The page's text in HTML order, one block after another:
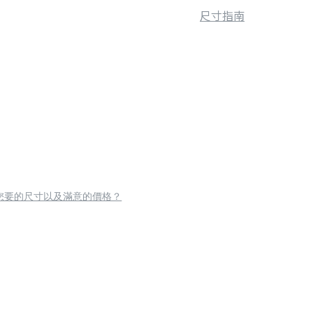
尺寸指南
要的尺寸以及滿意的價格？